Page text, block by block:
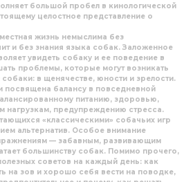
большой пробел в кинологической
целостное представление о
жизнь немыслима без
и без знания языка собак. Заложенное
увидеть собаку и ее поведение в
проблемы, которые могут возникать
в щенячестве, юности и зрелости.
посвящена балансу в повседневной
питанию, здоровью,
нагрузкам, предупреждению стресса.
«классическими» собачьих игр
альтернатив. Особое внимание
— забавным, развивающим
большинству собак. Помимо прочего,
советов на каждый день: как
на зов и хорошо себя вести на поводке,